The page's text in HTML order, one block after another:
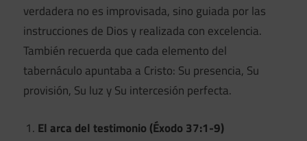
verdadera no es improvisada, sino guiada por las
instrucciones de Dios y realizada con excelencia.
También recuerda que cada elemento del
tabernáculo apuntaba a Cristo: Su presencia, Su
provisión, Su luz y Su intercesión perfecta.
El arca del testimonio (Éxodo 37:1-9)